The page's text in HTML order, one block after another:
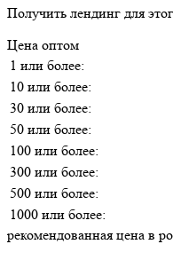
Получить лендинг для
Цена оптом
1 или более:
10 или более:
30 или более:
50 или более:
100 или более:
300 или более:
500 или более:
1000 или более:
рекомендованная цена в